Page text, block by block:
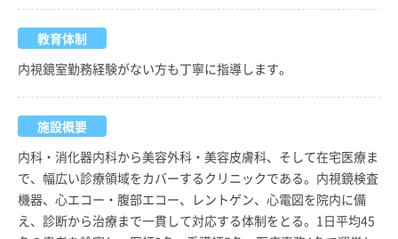
教育体制
内視鏡室勤務経験がない方も丁寧に指導します。
施設概要
内科・消化器内科から美容外科・美容皮膚科、そして在宅医療ま
で、幅広い診療領域をカバーするクリニックである。内視鏡検査
機器、心エコー・腹部エコー、レントゲン、心電図を院内に備
え、診断から治療まで一貫して対応する体制をとる。1日平均45